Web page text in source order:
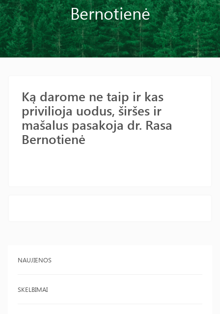
Bernotienė
NAUJIENOS
SKELBIMAI
Ką darome ne taip ir kas
privilioja uodus, širšes ir
mašalus pasakoja dr. Rasa
Bernotienė